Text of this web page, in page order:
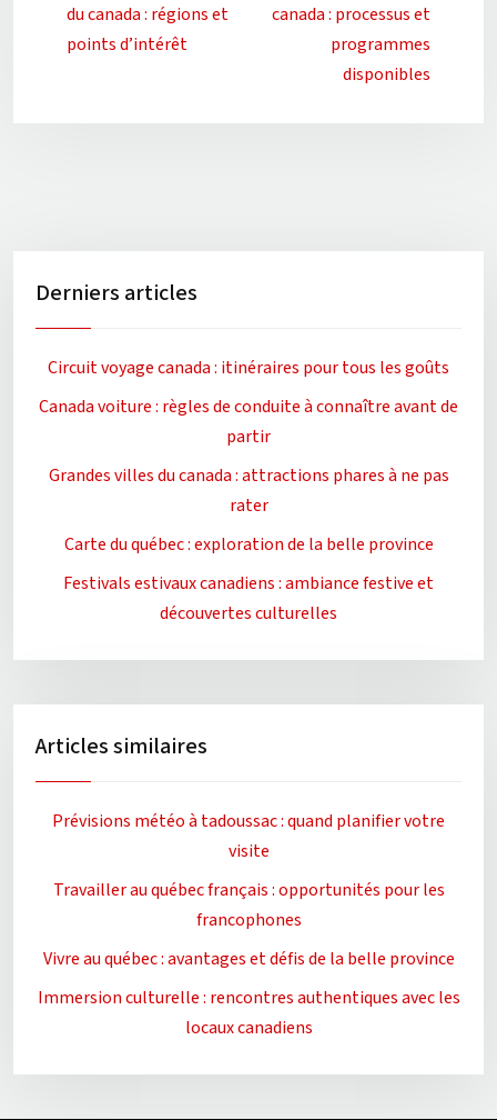
du canada : régions et
points d’intérêt
canada : processus et
programmes
disponibles
Derniers articles
Circuit voyage canada : itinéraires pour tous les goûts
Canada voiture : règles de conduite à connaître avant de
partir
Grandes villes du canada : attractions phares à ne pas
rater
Carte du québec : exploration de la belle province
Festivals estivaux canadiens : ambiance festive et
découvertes culturelles
Articles similaires
Prévisions météo à tadoussac : quand planifier votre
visite
Travailler au québec français : opportunités pour les
francophones
Vivre au québec : avantages et défis de la belle province
Immersion culturelle : rencontres authentiques avec les
locaux canadiens